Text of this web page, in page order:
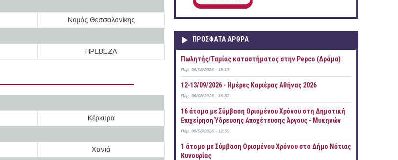
Νομός Θεσσαλονίκης
ΠΡΕΒΕΖΑ
Κέρκυρα
Χανιά
ΠΡOΣΦΑΤΑ AΡΘΡΑ
Πωλητής/Ταμίας καταστήματος στην Pepco (Δράμα)
Πέμ, 06/08/2026 - 18:13
12-13/09/2026 - Ημέρες Καριέρας Αθήνας 2026
Πέμ, 06/08/2026 - 16:32
16 άτομα με Σύμβαση Ορισμένου Χρόνου στη Δημοτική
Επιχείρηση Ύδρευσης Αποχέτευσης Άργους - Μυκηνών
Πέμ, 06/08/2026 - 12:50
1 άτομο με Σύμβαση Ορισμένου Χρόνου στο Δήμο Νότιας
Κυνουρίας